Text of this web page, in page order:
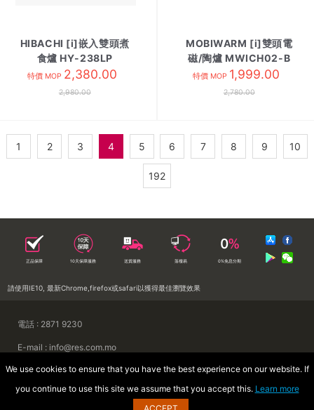
HIBACHI [i]嵌入雙頭煮
食爐 HY-238LP
特價 MOP 2,380.00
2,980.00
MOBIWARM [i]雙頭電
磁/陶爐 MWICH02-B
特價 MOP 1,999.00
2,780.00
1 2 3 4 5 6 7 8 9 10
192
正品保障 10天保障服務 送貨服務 落樓易 0%免息分期
請使用IE10, 最新Chrome,firefox或safari以獲得最佳瀏覽效果
電話 : 2871 9230
E-mail : info@res.com.mo
地址 : 澳門慕拉士前地來來集團大廈
Copyright © 2026 澳門來來電器廣場
We use cookies to ensure that you have the best experience on our website. If
you continue to use this site we assume that you accept this. Learn more